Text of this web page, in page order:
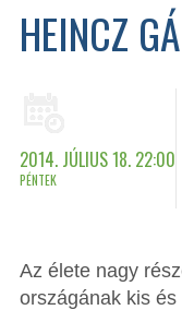
HEINCZ
2014. JÚLIUS 18. 22:00
PÉNTEK
Az élete nagy
országának kis